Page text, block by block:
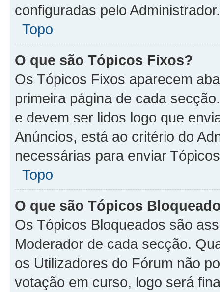
configuradas pelo Administrador.
Topo
O que são Tópicos Fixos?
Os Tópicos Fixos aparecem
primeira página de cada
e devem ser lidos logo que
Anúncios, está ao critério do
necessárias para enviar
Topo
O que são Tópicos
Os Tópicos Bloqueados são
Moderador de cada secção.
os Utilizadores do Fórum não
votação em curso, logo será